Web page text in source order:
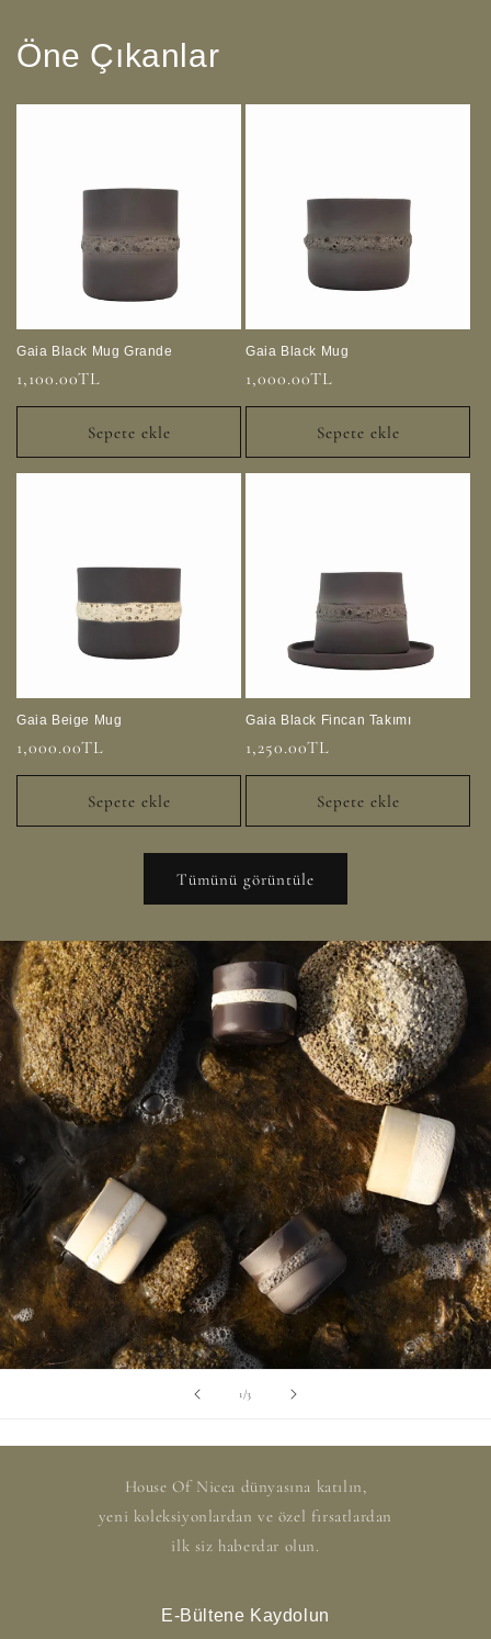
Öne Çıkanlar
Gaia Black Mug Grande
Normal
fiyat
1,100.00TL
Sepete ekle
Gaia Black Mug
Normal
fiyat
1,000.00TL
Sepete ekle
Gaia Beige Mug
Normal
fiyat
1,000.00TL
Sepete ekle
Gaia Black Fincan Takımı
Normal
fiyat
1,250.00TL
Sepete ekle
Tümünü görüntüle
1//3
House Of Nicea dünyasına katılın,
yeni koleksiyonlardan ve özel fırsatlardan
ilk siz haberdar olun.
E-Bültene Kaydolun